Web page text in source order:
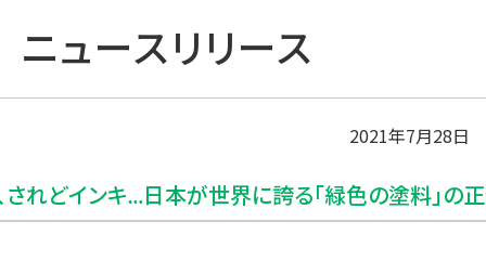
ニュースリリース
2021年7月28日
されどインキ…日本が世界に誇る「緑色の塗料」の